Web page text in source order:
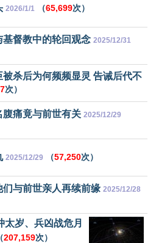
2026/1/1 （65,699次）
基督教中的轮回观念 2025/12/31
杀后为何频频显灵 告诫后代不
次）
腹痛竟与前世有关 2025/12/29
2025/12/29 （57,250次）
与前世亲人再续前缘 2025/12/28
太岁、兵凶战危月
（207,159次）